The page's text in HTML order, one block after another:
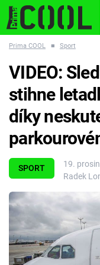
ESCAPE PLNEJ
Témata
Filmy
Seriály
Hry
Prima COOL ■ Sport
SPORT
19.
Radek
VIDEO:
stihne
díky